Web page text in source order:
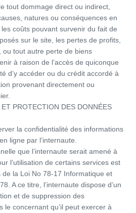
tout dommage direct ou indirect,
natures ou conséquences en
coûts pouvant survenir du fait de
sur le site, les pertes de profits,
ou tout autre perte de biens
à raison de l’accès de quiconque
d’y accéder ou du crédit accordé à
provenant directement ou
PROTECTION DES DONNÉES
la confidentialité des informations
ligne par l’internaute.
que l’internaute serait amené à
l’utilisation de certains services est
la Loi No 78-17 Informatique et
A ce titre, l’internaute dispose d’un
et de suppression des
le concernant qu’il peut exercer à